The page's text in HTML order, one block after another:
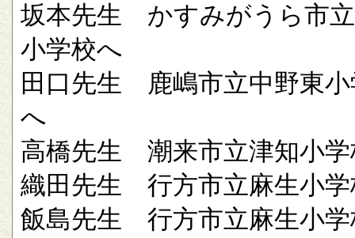
坂本先生 かすみがうら市
小学校へ
田口先生 鹿嶋市立中野東小
へ
高橋先生 潮来市立津知小学
織田先生 行方市立麻生小学
飯島先生 行方市立麻生小学